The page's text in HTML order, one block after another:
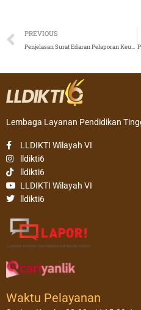
Prev
PREVIOUS
Lembaga Layanan Pendidikan
LLDIKTI Wilayah VI
lldikti6
lldikti6
LLDIKTI Wilayah VI
lldikti6
Waktu Pelayanan